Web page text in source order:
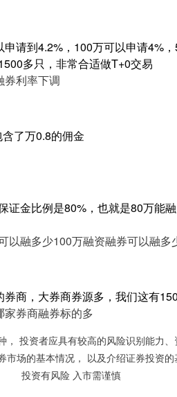
请到4.2%，100万可以申请4%
多只，非常合适做T+0交易
券利率下调
了万0.8的佣金
证金比例是80%，也就是80万能
以融多少100万融资融券可以融多
商，大券商券源多，我们这有
家券商融券标的多
， 投资者应具有较高的风险识别能力
市场的基本情况， 以及介绍证券投资
投资有风险 入市需谨慎